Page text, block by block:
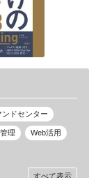
ンドセンター
理 Web活用
すべて表示